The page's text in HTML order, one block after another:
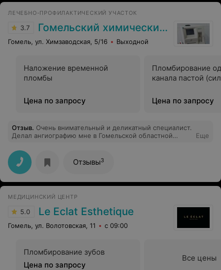
ЛЕЧЕБНО-ПРОФИЛАКТИЧЕСКИЙ УЧАСТОК
3.7 Гомельский химический завод
Гомель, ул. Химзаводская, 5/16 Выходной
Наложение временной
пломбы
Цена по запросу
Пломбирование
канала пастой
Цена по запросу
Отзыв. Очень внимательный и деликатный специалист.
Делал ангиографию мне в Гомельской областной
успокаивал, после процедуры заходил посмотреть за
моим состоянием. Я осталась довольна....
Еще
Отзывы3
МЕДИЦИНСКИЙ ЦЕНТР
5.0 Le Eclat Esthetique
Гомель, ул. Волотовская, 11 с 09:00
Пломбирование зубов
Цена по запросу
Все цены